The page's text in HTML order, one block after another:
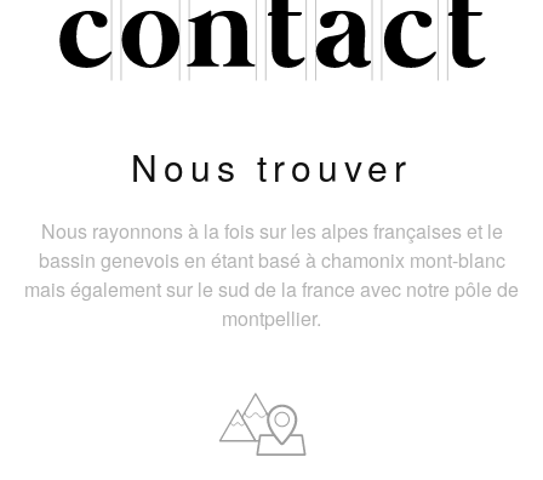
Nous trouver
Nous rayonnons à la fois sur les alpes françaises et le
bassin genevois en étant basé à chamonix mont-blanc
mais également sur le sud de la france avec notre pôle de
montpellier.